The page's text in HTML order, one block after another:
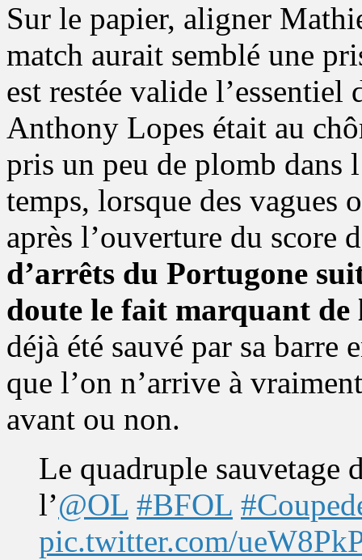
Sur le papier, aligner
match aurait semblé une
est restée valide
Anthony Lopes était au
pris un peu de plomb dans
temps, lorsque des vagues
après l’ouverture du score
d’arrêts du Portugone
doute le fait marquant de
déjà été sauvé par sa barre
que l’on n’arrive à
avant ou non.
Le quadruple sauvetage
l’@OL #BFOL
pic.twitter.com/